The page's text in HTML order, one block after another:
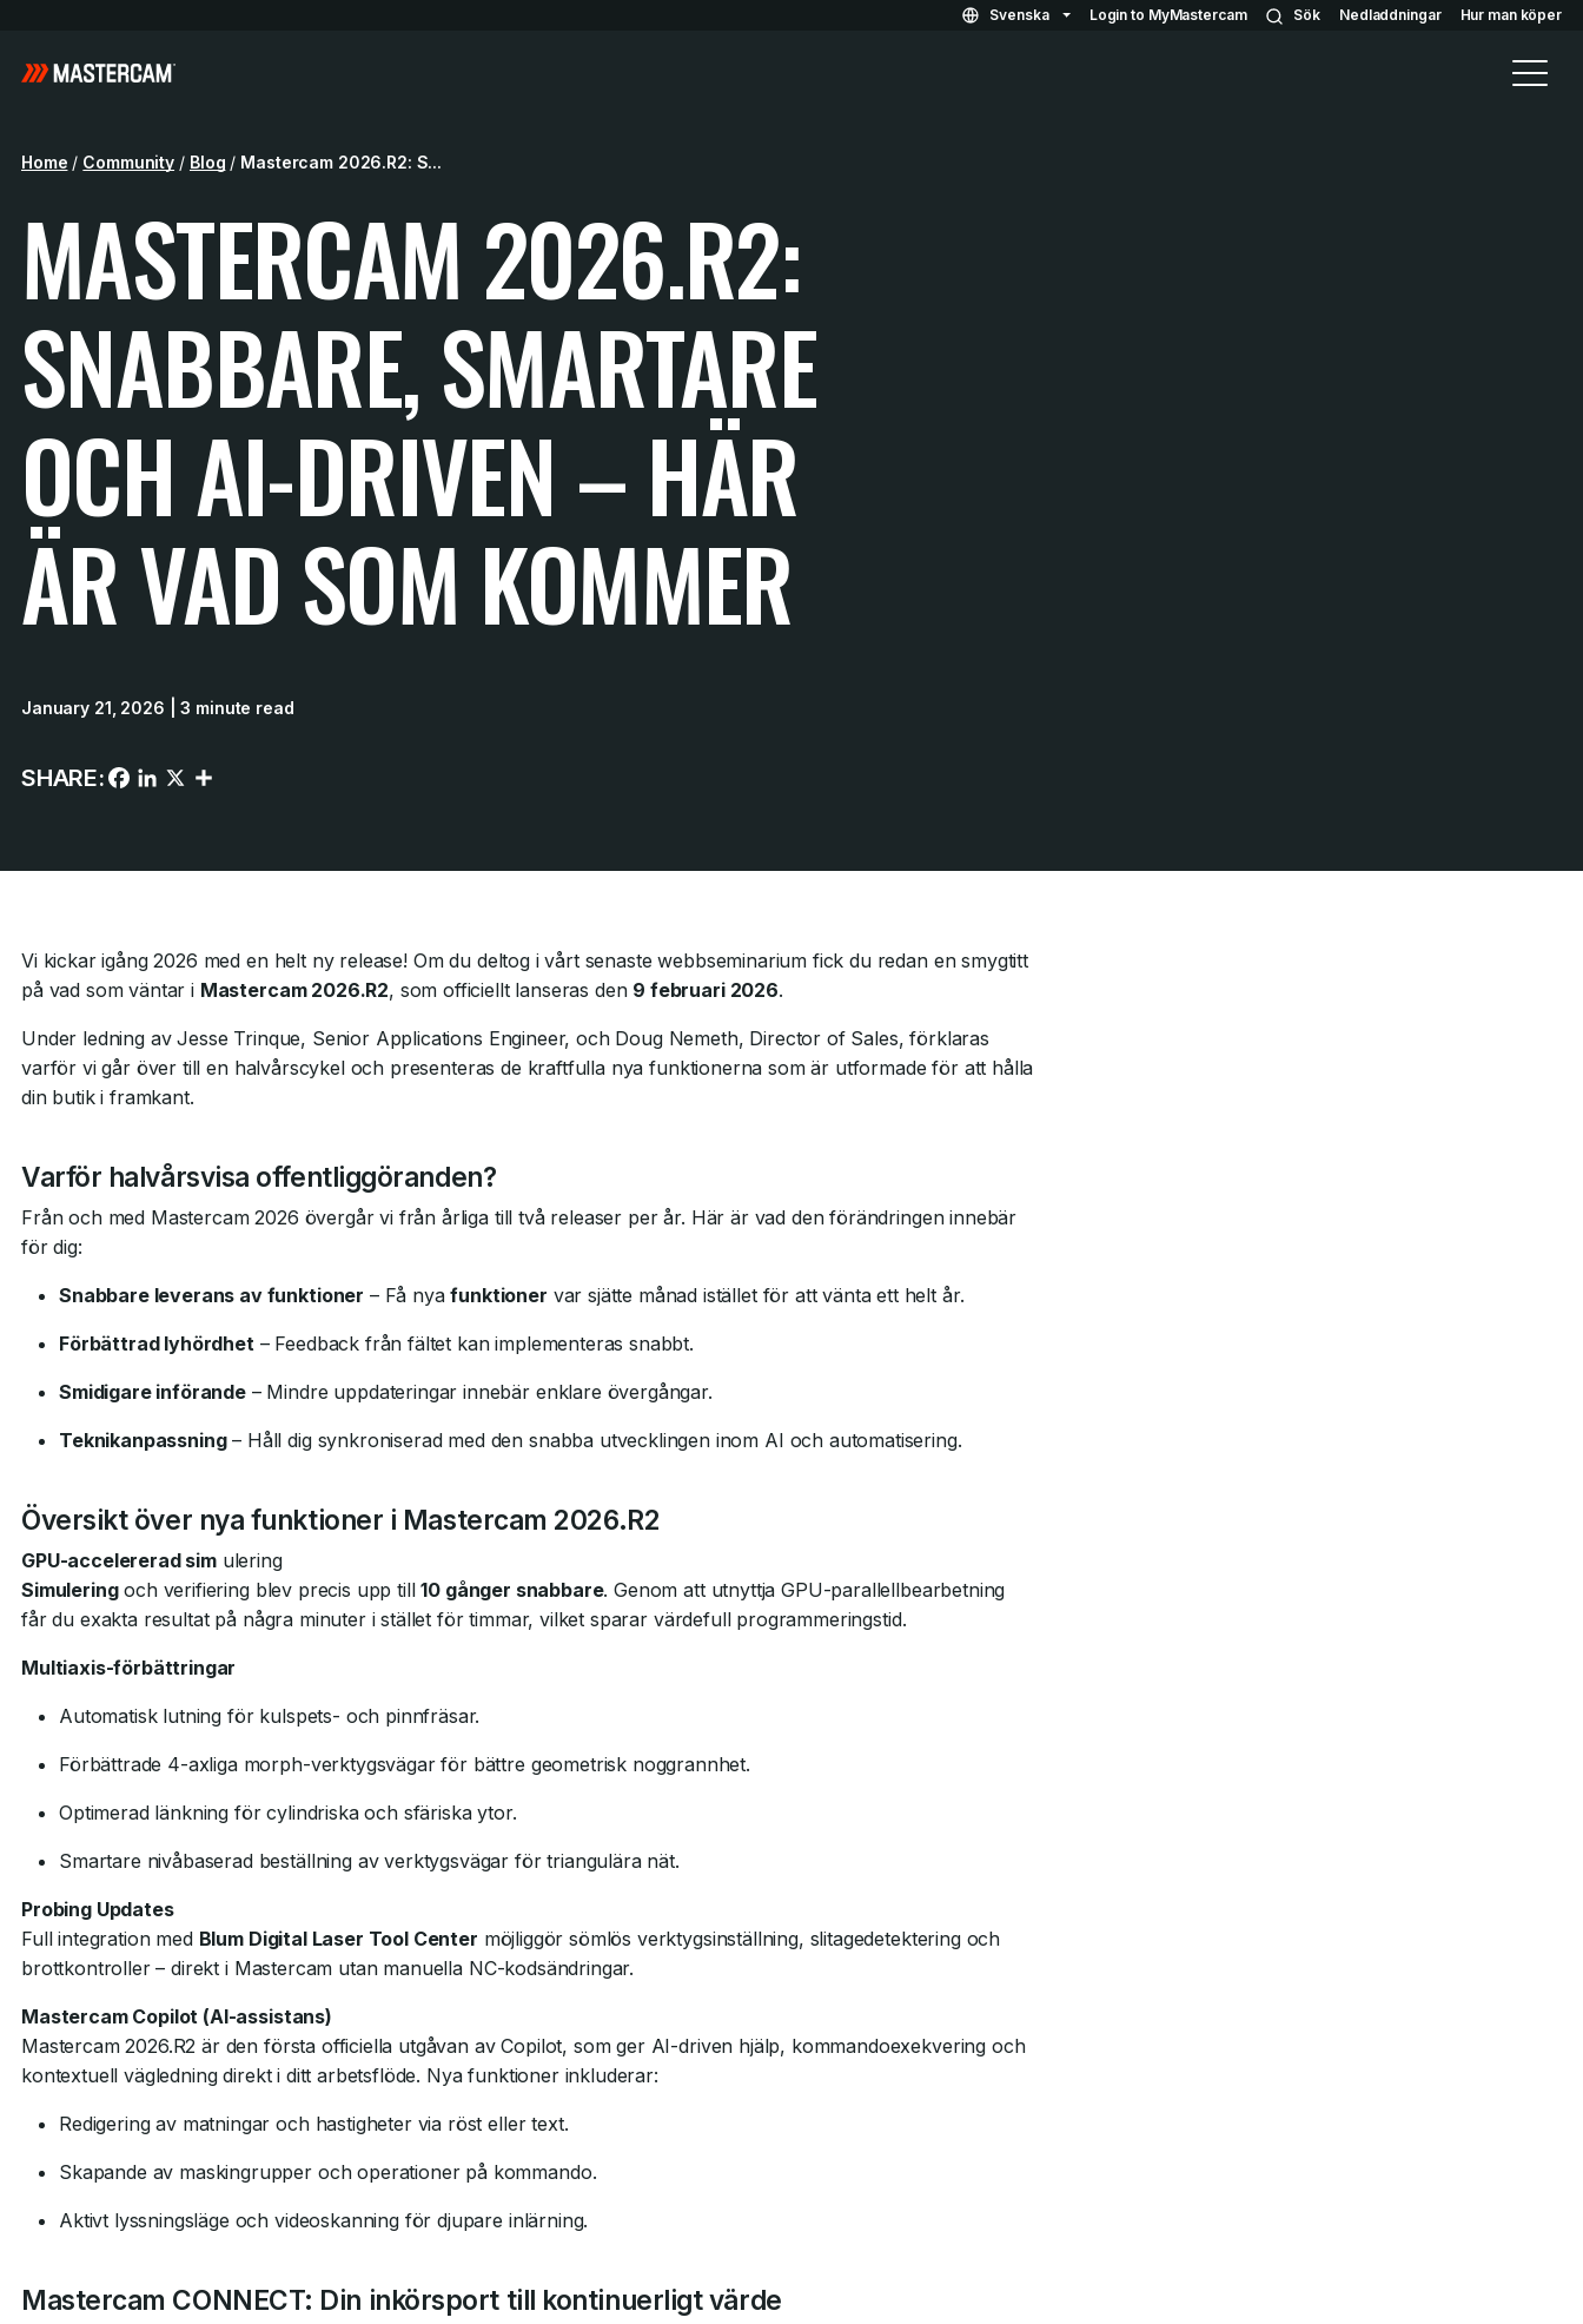
Svenska Login to MyMastercam Sök Nedladdningar Hur man köper
Home / Community / Blog / Mastercam 2026.R2: S...
MASTERCAM 2026.R2:
SNABBARE, SMARTARE
OCH AI-DRIVEN – HÄR
ÄR VAD SOM KOMMER
January 21, 2026 | 3 minute read
SHARE:
Vi kickar igång 2026 med en helt ny release! Om du deltog i vårt senaste webbseminarium fick du redan en smygtitt
på vad som väntar i Mastercam 2026.R2, som officiellt lanseras den 9 februari 2026.
Under ledning av Jesse Trinque, Senior Applications Engineer, och Doug Nemeth, Director of Sales, förklaras
varför vi går över till en halvårscykel och presenteras de kraftfulla nya funktionerna som är utformade för att hålla
din butik i framkant.
Varför halvårsvisa offentliggöranden?
Från och med Mastercam 2026 övergår vi från årliga till två releaser per år. Här är vad den förändringen innebär
för dig:
Snabbare leverans av funktioner – Få nyafunktioner var sjätte månad istället för att vänta ett helt år.
Förbättrad lyhördhet– Feedback från fältet kan implementeras snabbt.
Smidigare införande– Mindre uppdateringar innebär enklare övergångar.
Teknikanpassning– Håll dig synkroniserad med den snabba utvecklingen inom AI och automatisering.
Översikt över nya funktioner i Mastercam 2026.R2
GPU-accelererad simulering
Simuleringoch verifiering blev precis upp till10 gånger snabbare. Genom att utnyttja GPU-parallellbearbetning
får du exakta resultat på några minuter i stället för timmar, vilket sparar värdefull programmeringstid.
Multiaxis-förbättringar
Automatisk lutning för kulspets- och pinnfräsar.
Förbättrade 4-axliga morph-verktygsvägar för bättre geometrisk noggrannhet.
Optimerad länkning för cylindriska och sfäriska ytor.
Smartare nivåbaserad beställning av verktygsvägar för triangulära nät.
Probing Updates
Full integration med Blum Digital Laser Tool Center möjliggör sömlös verktygsinställning, slitagedetektering och
brottkontroller – direkt i Mastercam utan manuella NC-kodsändringar.
Mastercam Copilot (AI-assistans)
Mastercam 2026.R2 är den första officiella utgåvan av Copilot, som ger AI-driven hjälp, kommandoexekvering och
kontextuell vägledning direkt i ditt arbetsflöde. Nya funktioner inkluderar:
Redigering av matningar och hastigheter via röst eller text.
Skapande av maskingrupper och operationer på kommando.
Aktivt lyssningsläge och videoskanning för djupare inlärning.
Mastercam CONNECT: Din inkörsport till kontinuerligt värde